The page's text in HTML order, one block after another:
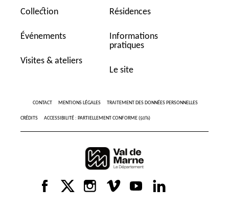
Collection
Événements
Visites & ateliers
Résidences
Informations
pratiques
Le site
CONTACT MENTIONS LÉGALES TRAITEMENT DES DONNÉES PERSONNELLES
CRÉDITS ACCESSIBILITÉ : PARTIELLEMENT CONFORME (50%)